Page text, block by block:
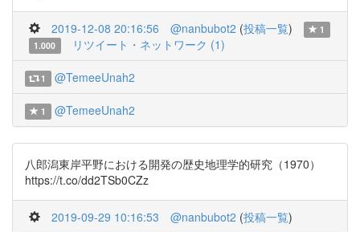
2019-12-08 20:16:56 @nanbubot2 (投稿一覧)
1
1.000
リツイート・ネットワーク (1)
1 @TemeeUnah2
1 @TemeeUnah2
八郎潟東岸平野における開発の歴史地理学的研究（1970）
https://t.co/dd2TSb0CZz
2019-09-29 10:16:53 @nanbubot2 (投稿一覧)